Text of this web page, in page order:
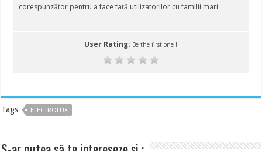
corespunzător pentru a face față utilizatorilor cu familii mari.
User Rating: Be the first one !
Tags ELECTROLUX